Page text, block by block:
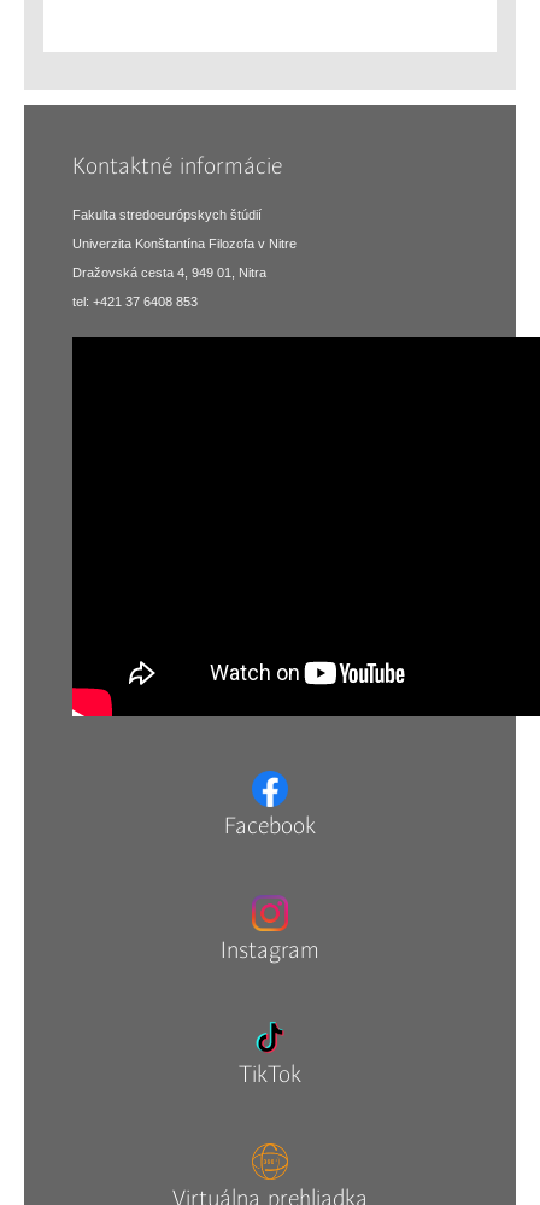
Kontaktné informácie
Fakulta stredoeurópskych štúdií
Univerzita Konštantína Filozofa v Nitre
Dražovská cesta 4, 949 01, Nitra
tel: +421 37 6408 853
Facebook
Instagram
TikTok
Virtuálna prehliadka